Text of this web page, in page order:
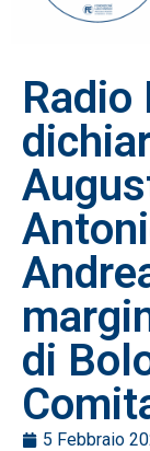
Radio
di
5 Febbraio